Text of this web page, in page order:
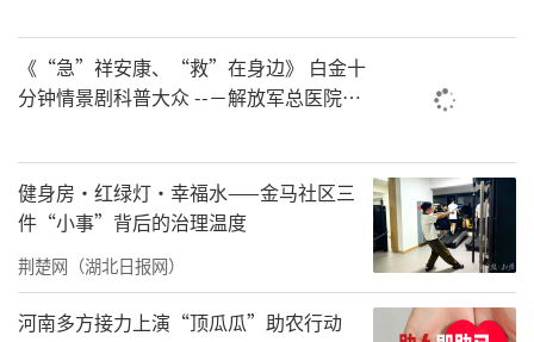
专家。国际应急管理协会亚太卫生应急专业委
员会常务委员。中国医学救援协会科普分会
（第一届）副会长。《中国骨与关节杂志》第
志》编辑部副主任。
北京白金十分钟时效应急技术研究院理事长兼
职北京市白金十分钟急救技术时效研究院院长
（第一届）。北京市中西医结合灾害医学委员
《“急”祥安康、“救”在身边》 白金十
分钟情景剧科普大众 --－解放军总医院首
浸义诊活动
健身房·红绿灯·幸福水——金马社区三
件“小事”背后的治理温度
荆楚网（湖北日报网）
河南多方接力上演“顶瓜瓜”助农行动